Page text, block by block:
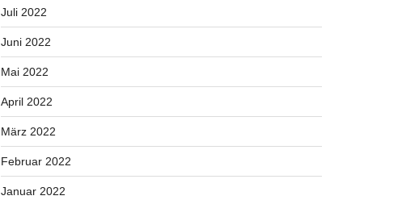
Juli 2022
Juni 2022
Mai 2022
April 2022
März 2022
Februar 2022
Januar 2022